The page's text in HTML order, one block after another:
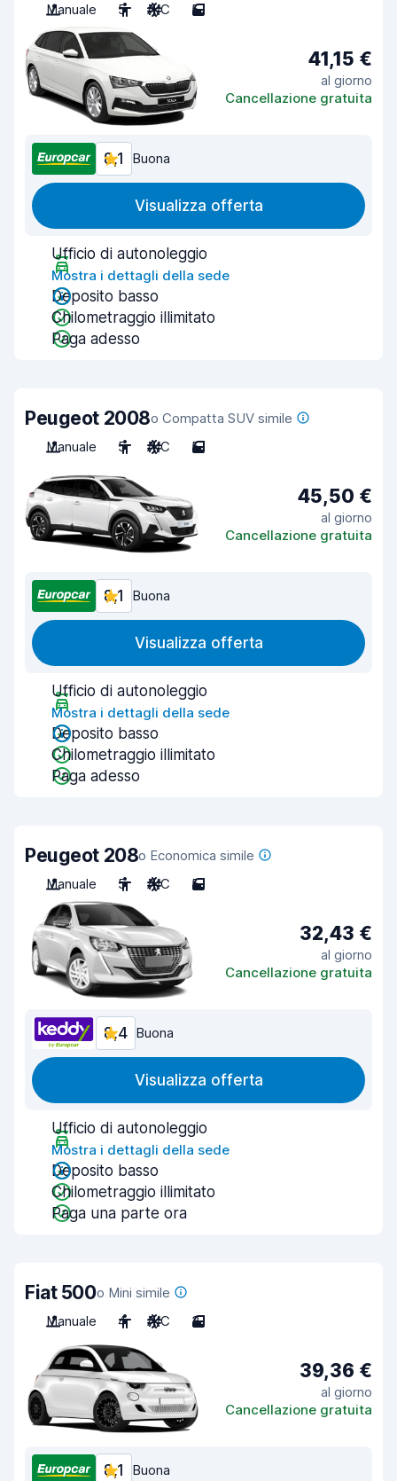
Manuale
5 A/C 5
41,15 €
al giorno
Cancellazione gratuita
8,1 Buona
Visualizza offerta
Ufficio di autonoleggio
Mostra i dettagli della sede
Deposito basso
Chilometraggio illimitato
Paga adesso
Peugeot 2008o Compatta SUV simile
Manuale
5 A/C 5
45,50 €
al giorno
Cancellazione gratuita
8,1 Buona
Visualizza offerta
Ufficio di autonoleggio
Mostra i dettagli della sede
Deposito basso
Chilometraggio illimitato
Paga adesso
Peugeot 208o Economica simile
Manuale
5 A/C 5
32,43 €
al giorno
Cancellazione gratuita
8,4 Buona
Visualizza offerta
Ufficio di autonoleggio
Mostra i dettagli della sede
Deposito basso
Chilometraggio illimitato
Paga una parte ora
Fiat 500o Mini simile
Manuale
4 A/C 3
39,36 €
al giorno
Cancellazione gratuita
8,1 Buona